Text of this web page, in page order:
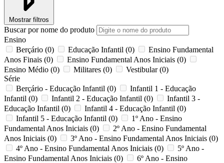
Mostrar filtros
Buscar por nome do produto
Ensino
Berçário (0) Educação Infantil (0)
Ensino Fundamental
Anos Finais (0) Ensino Fundamental Anos Iniciais (0)
Ensino Médio (0) Militares (0) Vestibular(0)
Série
Berçário - Educação Infantil (0)
Infantil 1 - Educação
Infantil (0) Infantil 2 - Educação Infantil (0)
Infantil 3 -
Educação Infantil (0) Infantil 4 - Educação Infantil (0)
Infantil 5 - Educação Infantil (0)
1º Ano - Ensino
Fundamental Anos Iniciais (0)
2º Ano - Ensino Fundamental
Anos Iniciais (0) 3º Ano - Ensino Fundamental Anos Iniciais (0)
4º Ano - Ensino Fundamental Anos Iniciais (0)
5º Ano -
Ensino Fundamental Anos Iniciais (0)
6º Ano - Ensino